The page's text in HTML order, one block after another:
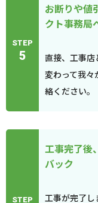
STEP
5
お断りや値
クト事務局
直接、工事店
変わって我々
絡ください。
STEP
工事完了後
バック
工事が完了し